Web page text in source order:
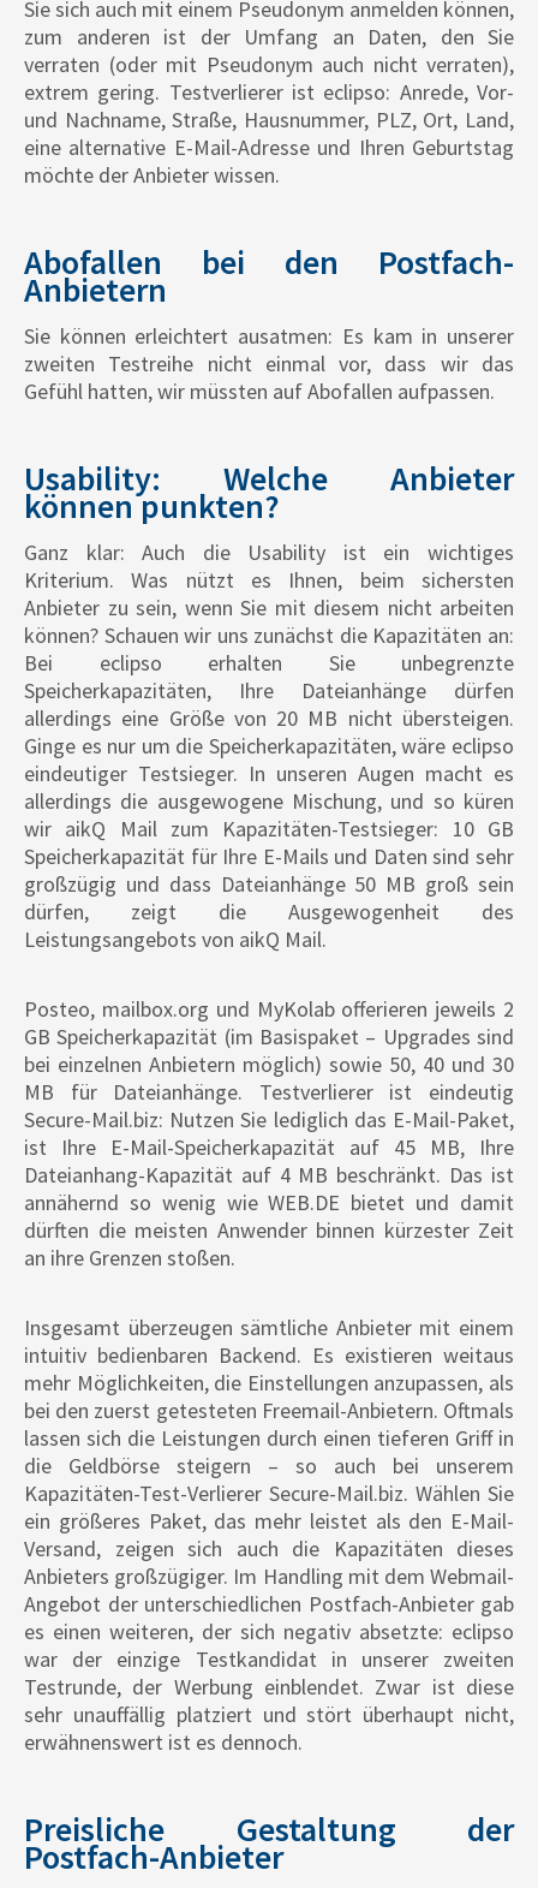
Sie sich auch mit einem Pseudonym anmelden können,
zum anderen ist der Umfang an Daten, den Sie
verraten (oder mit Pseudonym auch nicht verraten),
extrem gering. Testverlierer ist eclipso: Anrede, Vor-
und Nachname, Straße, Hausnummer, PLZ, Ort, Land,
eine alternative E-Mail-Adresse und Ihren Geburtstag
möchte der Anbieter wissen.
Abofallen bei den Postfach-
Anbietern
Sie können erleichtert ausatmen: Es kam in unserer
zweiten Testreihe nicht einmal vor, dass wir das
Gefühl hatten, wir müssten auf Abofallen aufpassen.
Usability: Welche Anbieter
können punkten?
Ganz klar: Auch die Usability ist ein wichtiges
Kriterium. Was nützt es Ihnen, beim sichersten
Anbieter zu sein, wenn Sie mit diesem nicht arbeiten
können? Schauen wir uns zunächst die Kapazitäten an:
Bei eclipso erhalten Sie unbegrenzte
Speicherkapazitäten, Ihre Dateianhänge dürfen
allerdings eine Größe von 20 MB nicht übersteigen.
Ginge es nur um die Speicherkapazitäten, wäre eclipso
eindeutiger Testsieger. In unseren Augen macht es
allerdings die ausgewogene Mischung, und so küren
wir aikQ Mail zum Kapazitäten-Testsieger: 10 GB
Speicherkapazität für Ihre E-Mails und Daten sind sehr
großzügig und dass Dateianhänge 50 MB groß sein
dürfen, zeigt die Ausgewogenheit des
Leistungsangebots von aikQ Mail.
Posteo, mailbox.org und MyKolab offerieren jeweils 2
GB Speicherkapazität (im Basispaket – Upgrades sind
bei einzelnen Anbietern möglich) sowie 50, 40 und 30
MB für Dateianhänge. Testverlierer ist eindeutig
Secure-Mail.biz: Nutzen Sie lediglich das E-Mail-Paket,
ist Ihre E-Mail-Speicherkapazität auf 45 MB, Ihre
Dateianhang-Kapazität auf 4 MB beschränkt. Das ist
annähernd so wenig wie WEB.DE bietet und damit
dürften die meisten Anwender binnen kürzester Zeit
an ihre Grenzen stoßen.
Insgesamt überzeugen sämtliche Anbieter mit einem
intuitiv bedienbaren Backend. Es existieren weitaus
mehr Möglichkeiten, die Einstellungen anzupassen, als
bei den zuerst getesteten Freemail-Anbietern. Oftmals
lassen sich die Leistungen durch einen tieferen Griff in
die Geldbörse steigern – so auch bei unserem
Kapazitäten-Test-Verlierer Secure-Mail.biz. Wählen Sie
ein größeres Paket, das mehr leistet als den E-Mail-
Versand, zeigen sich auch die Kapazitäten dieses
Anbieters großzügiger. Im Handling mit dem Webmail-
Angebot der unterschiedlichen Postfach-Anbieter gab
es einen weiteren, der sich negativ absetzte: eclipso
war der einzige Testkandidat in unserer zweiten
Testrunde, der Werbung einblendet. Zwar ist diese
sehr unauffällig platziert und stört überhaupt nicht,
erwähnenswert ist es dennoch.
Preisliche Gestaltung der
Postfach-Anbieter